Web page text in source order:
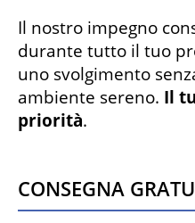
Il nostro impegno
durante tutto il tuo
uno svolgimento
ambiente sereno. Il
priorità.
Consegna